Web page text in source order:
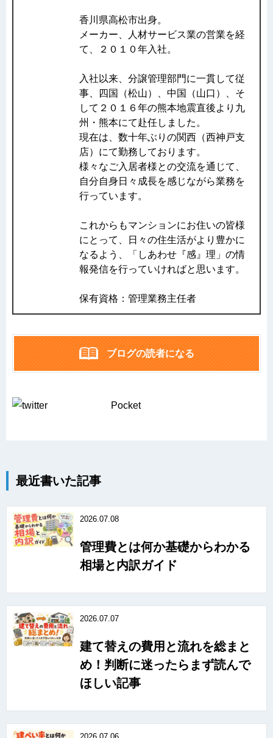
香川県高松市出身。
メーカー、人材サービス業の営業を経
て、２０１０年入社。
入社以来、分譲管理部門に一貫して従
事、四国（松山）、中国（山口）、そ
して２０１６年の熊本地震直後より九
州・熊本にて赴任しました。
現在は、数十年ぶりの関西（西神戸支
店）にて勤務しております。
様々なご入居者様との交流を通じて、
自分自身日々成長を感じながら業務を
行っています。
これからもマンションにお住いの皆様
にとって、日々の住生活がより豊かに
なるよう、「しあわせ『感』理」の情
報発信を行っていければと思います。
保有資格：管理業務主任者
ブログの読者になる
Pocket
最近書いた記事
2026.07.08
管理費とは何か基礎からわかる
相場と内訳ガイド
2026.07.07
建て替えの費用と流れを総まと
め！判断に迷ったらまず読んで
ほしい記事